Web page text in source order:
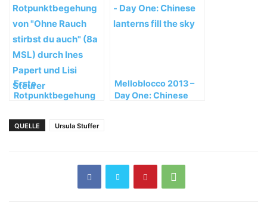
Erste
Rotpunktbegehung
stirbst du auch“ (8a
MSL) durch Ines
Melloblocco 2013 –
Day One: Chinese
QUELLE Ursula Stuffer